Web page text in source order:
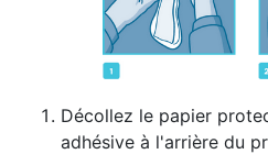
Décollez le papier
adhésive à l'arrière du